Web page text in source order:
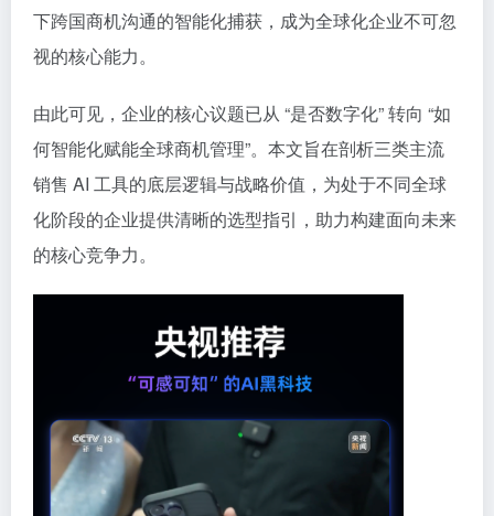
下跨国商机沟通的智能化捕获，成为全球化企业不可忽
视的核心能力。
由此可见，企业的核心议题已从 “是否数字化” 转向 “如
何智能化赋能全球商机管理”。本文旨在剖析三类主流
销售 AI 工具的底层逻辑与战略价值，为处于不同全球
化阶段的企业提供清晰的选型指引，助力构建面向未来
的核心竞争力。